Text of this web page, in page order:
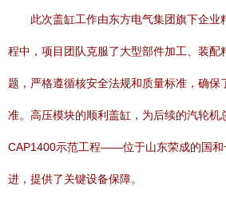
此次盖缸工作由东方电气集团旗下企业
程中，项目团队克服了大型部件加工、装配
题，严格遵循核安全法规和质量标准，确保
准。高压模块的顺利盖缸，为后续的汽轮机
CAP1400示范工程——位于山东荣成的国和
进，提供了关键设备保障。